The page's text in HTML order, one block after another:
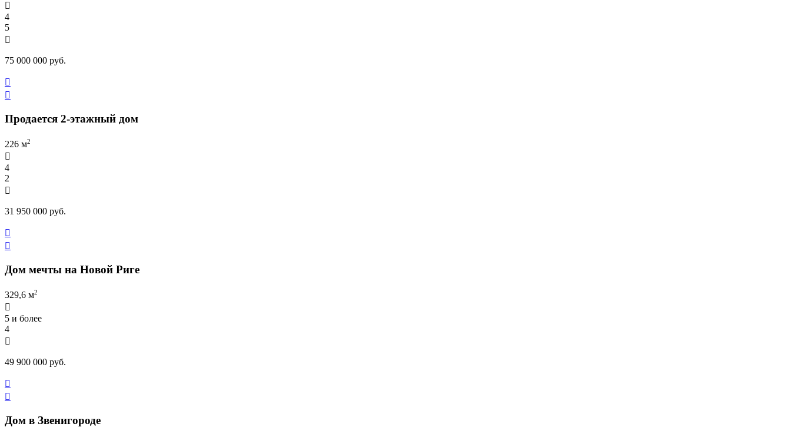

4
5

75 000 000 руб.


Продается 2-этажный дом
226 м2

4
2

31 950 000 руб.


Дом мечты на Новой Риге
329,6 м2

5 и более
4

49 900 000 руб.


Дом в Звенигороде